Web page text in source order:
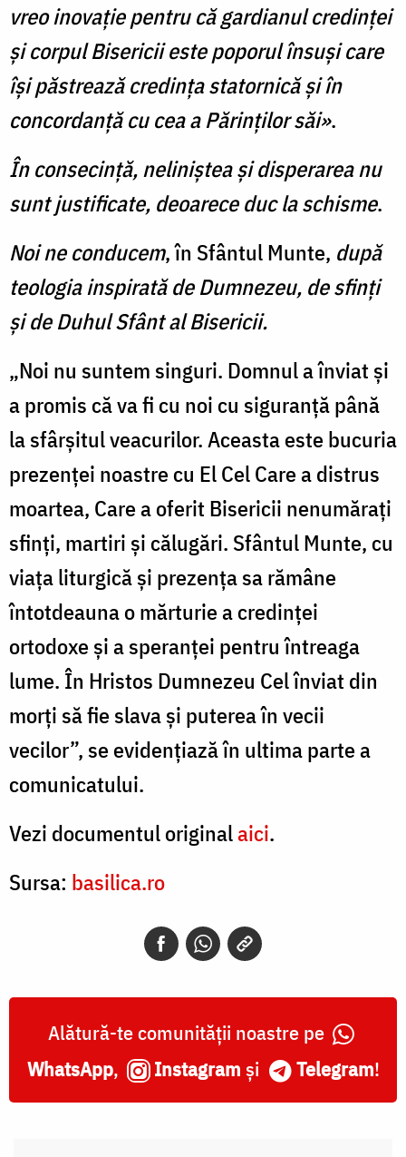
vreo inovaţie pentru că gardianul credinţei
şi corpul Bisericii este poporul însuşi care
îşi păstrează credinţa statornică şi în
concordanţă cu cea a Părinţilor săi».
În consecință, neliniștea și disperarea nu
sunt justificate, deoarece duc la schisme.
Noi ne conducem, în Sfântul Munte, după
teologia inspirată de Dumnezeu, de sfinţi
şi de Duhul Sfânt al Bisericii.
„Noi nu suntem singuri. Domnul a înviat şi
a promis că va fi cu noi cu siguranţă până
la sfârșitul veacurilor. Aceasta este bucuria
prezenței noastre cu El Cel Care a distrus
moartea, Care a oferit Bisericii nenumăraţi
sfinţi, martiri și călugări. Sfântul Munte, cu
viața liturgică și prezența sa rămâne
întotdeauna o mărturie a credinței
ortodoxe și a speranței pentru întreaga
lume. În Hristos Dumnezeu Cel înviat din
morți să fie slava și puterea în vecii
vecilor”, se evidenţiază în ultima parte a
comunicatului.
Vezi documentul originalaici.
Sursa: basilica.ro
Alătură-te comunității noastre pe
WhatsApp, Instagram și Telegram!